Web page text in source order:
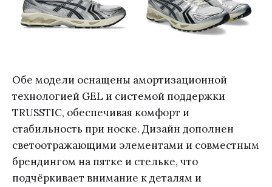
Обе модели оснащены амортизационной
технологией GEL и системой поддержки
TRUSSTIC, обеспечивая комфорт и
стабильность при носке. Дизайн дополнен
светоотражающими элементами и совместным
брендингом на пятке и стельке, что
подчёркивает внимание к деталям и